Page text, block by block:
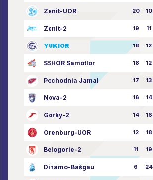
Zenit-UOR 20 10
Zenit-2 19 11
YUKIOR 18 12
SSHOR Samotlor 18 12
Pochodnia Jamal 17 13
Nova-2 16 14
Gorky-2 14 16
Orenburg-UOR 12 18
Belogorie-2 11 19
Dinamo-Bašgau 6 24